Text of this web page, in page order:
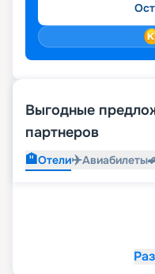
Выгодные
партнеров
🏨Отели✈️Авиабилеты